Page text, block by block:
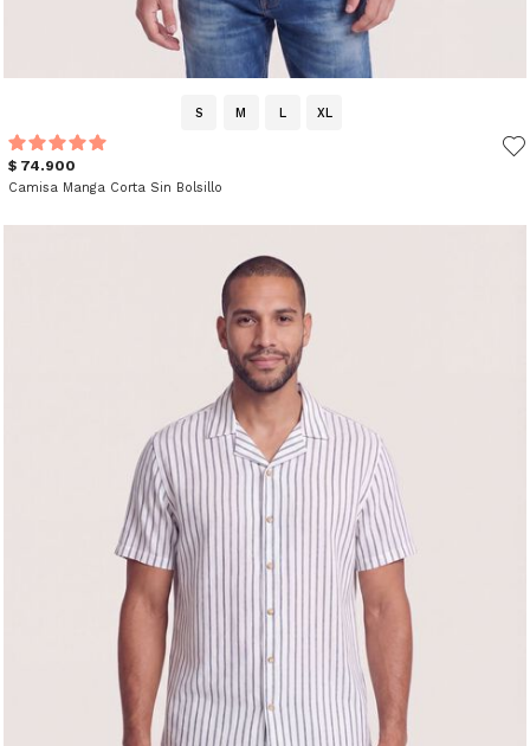
S M L XL
$ 74.900
Camisa Manga Corta Sin Bolsillo